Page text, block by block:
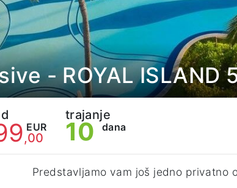
- ROYAL ISLAND
EUR
,00
trajanje
10 dana
Predstavljamo vam još jedno privatno